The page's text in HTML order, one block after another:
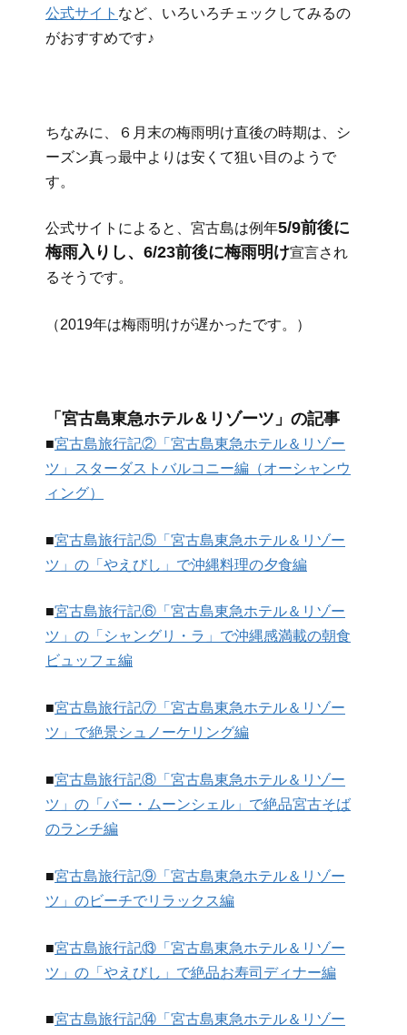
公式サイト など、いろいろチェックしてみるの
がおすすめです♪
ちなみに、６月末の梅雨明け直後の時期は、シ
ーズン真っ最中よりは安くて狙い目のようで
す。
公式サイトによると、宮古島は例年5/9前後に
梅雨入りし、6/23前後に梅雨明け宣言され
るそうです。
（2019年は梅雨明けが遅かったです。）
「宮古島東急ホテル＆リゾーツ」の記事
■宮古島旅行記②「宮古島東急ホテル＆リゾー
ツ」スターダストバルコニー編（オーシャンウ
ィング）
■宮古島旅行記⑤「宮古島東急ホテル＆リゾー
ツ」の「やえびし」で沖縄料理の夕食編
■宮古島旅行記⑥「宮古島東急ホテル＆リゾー
ツ」の「シャングリ・ラ」で沖縄感満載の朝食
ビュッフェ編
■宮古島旅行記⑦「宮古島東急ホテル＆リゾー
ツ」で絶景シュノーケリング編
■宮古島旅行記⑧「宮古島東急ホテル＆リゾー
ツ」の「バー・ムーンシェル」で絶品宮古そば
のランチ編
■宮古島旅行記⑨「宮古島東急ホテル＆リゾー
ツ」のビーチでリラックス編
■宮古島旅行記⑬「宮古島東急ホテル＆リゾー
ツ」の「やえびし」で絶品お寿司ディナー編
■宮古島旅行記⑭「宮古島東急ホテル＆リゾー